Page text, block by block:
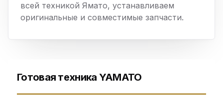
всей техникой Ямато, устанавливаем
оригинальные и совместимые запчасти.
Готовая техника YAMATO